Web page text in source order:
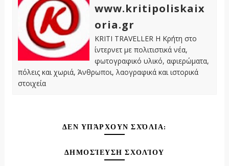
www.kritipoliskaix
oria.gr
KRITI TRAVELLER Η Κρήτη στο
ίντερνετ με πολιτιστικά νέα,
φωτογραφικό υλικό, αφιερώματα,
πόλεις και χωριά, Άνθρωποι, λαογραφικά και ιστορικά
στοιχεία
ΔΕΝ ΥΠΆΡΧΟΥΝ ΣΧΌΛΙΑ:
ΔΗΜΟΣΊΕΥΣΗ ΣΧΟΛΊΟΥ